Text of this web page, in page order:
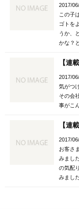
2017/
この子
ゴトを
うか、
かな？
【連
2017/
気がつ
その会
事がこ
【連
2017/
お客さ
みまし
の気配
みまし